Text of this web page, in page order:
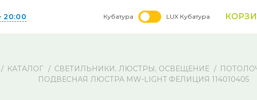
20:00 Кубатура LUX Кубатура
КАТАЛОГ СВЕТИЛЬНИКИ, ЛЮСТРЫ, ОСВЕЩЕНИЕ
ПОДВЕСНАЯ ЛЮСТРА MW-LIGHT ФЕЛИЦИЯ 114010405